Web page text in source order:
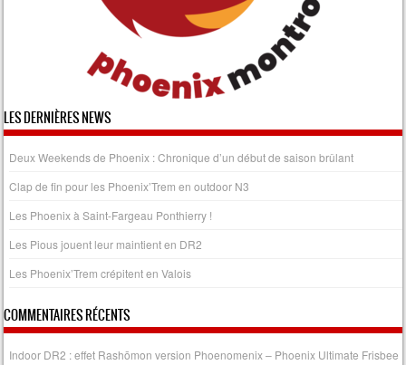
LES DERNIÈRES NEWS
Deux Weekends de Phoenix : Chronique d’un début de saison brûlant
Clap de fin pour les Phoenix’Trem en outdoor N3
Les Phoenix à Saint-Fargeau Ponthierry !
Les Pious jouent leur maintient en DR2
Les Phoenix’Trem crépitent en Valois
COMMENTAIRES RÉCENTS
Indoor DR2 : effet Rashōmon version Phoenomenix – Phoenix Ultimate Frisbee